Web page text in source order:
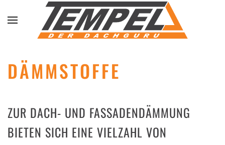
Skip to main content
DÄMMSTOFFE
ZUR DACH- UND FASSADENDÄMMUNG
BIETEN SICH EINE VIELZAHL VON